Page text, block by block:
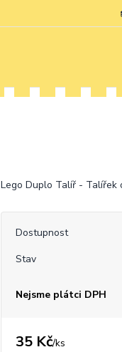
Lego Duplo Talíř - Talířek
Dostupnost
Stav
Nejsme plátci DPH
35 Kč/ks